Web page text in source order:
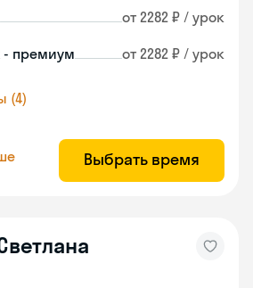
от 2282 ₽ / урок
премиум от 2282 ₽ / урок
(4)
Выбрать время